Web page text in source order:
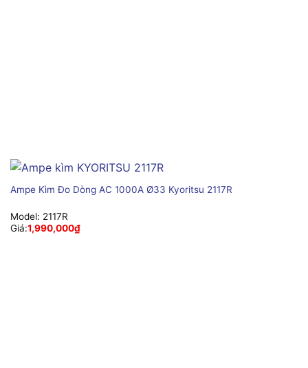
Ampe Kìm Đo Dòng AC 1000A Ø33 Kyoritsu 2117R
Model: 2117R
Giá:1,990,000₫